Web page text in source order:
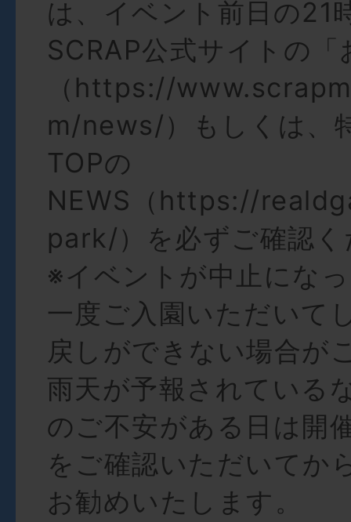
は、イベント前日の21
SCRAP公式サイトの「
（https://
m/news/）もしくは、
TOPの
NEWS（https://
park/）を必ずご確認
※イベントが中止にな
一度ご入園いただいて
戻しができない場合が
雨天が予報されている
のご不安がある日は開
をご確認いただいてか
お勧めいたします。